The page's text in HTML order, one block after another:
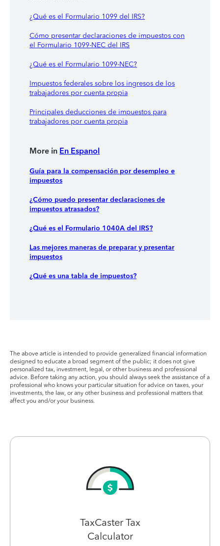
¿Qué es el Formulario 1099 del IRS?
Cómo presentar declaraciones de impuestos con
el Formulario 1099-NEC del IRS
¿Qué es el Formulario 1099-NEC?
Impuestos federales sobre los ingresos de los
trabajadores por cuenta propia
Principales deducciones de impuestos para
trabajadores por cuenta propia
More in En Espanol
Guía para la compensación por desempleo e
impuestos
¿Cómo puedo presentar declaraciones de
impuestos atrasados?
¿Qué es el Formulario 1040A del IRS?
Las mejores maneras de preparar y presentar
impuestos
¿Qué es una tabla de impuestos?
The above article is intended to provide generalized financial information
designed to educate a broad segment of the public; it does not give
personalized tax, investment, legal, or other business and professional
advice. Before taking any action, you should always seek the assistance of a
professional who knows your particular situation for advice on taxes, your
investments, the law, or any other business and professional matters that
affect you and/or your business.
TaxCaster Tax
Calculator